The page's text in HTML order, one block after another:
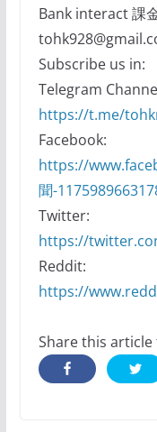
Bank interact 課
Subscribe us in:
Telegram
https://t.me/
Facebook:
https://
聞-
Twitter:
https://
Reddit:
https://
Share this article